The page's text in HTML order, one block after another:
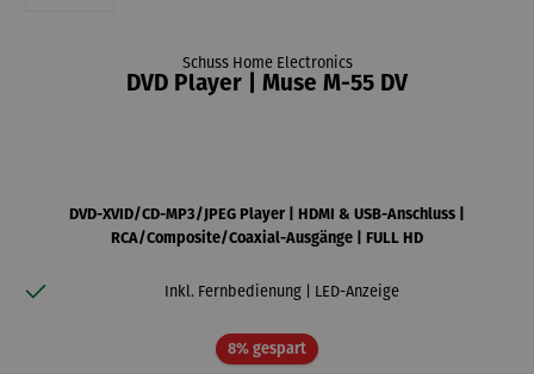
Schuss Home Electronics
DVD Player | Muse M-55 DV
DVD-XVID/CD-MP3/JPEG Player | HDMI & USB-Anschluss |
RCA/Composite/Coaxial-Ausgänge | FULL HD
Inkl. Fernbedienung | LED-Anzeige
8% gespartRabatt